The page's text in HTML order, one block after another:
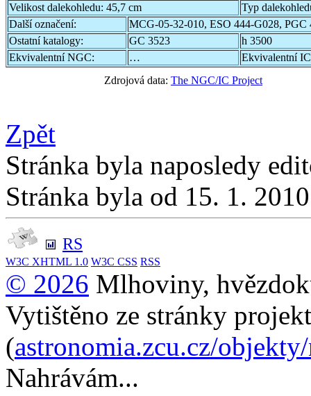
Velikost dalekohledu: 45,7 cm
Typ
Další označení:
MCG-05-32-010, ESO 444-G028, PGC
Ostatní katalogy:
GC 3523
h 3500
Ekvivalentní NGC:
…
Ekvivalentní
Zdrojová data: The NGC/IC Project
Zpět
Stránka byla naposledy
Stránka byla od 15. 1.
RS
W3C XHTML 1.0 W3C CSS RSS
© 2026 Mlhoviny,
Vytištěno ze stránky
(astronomia.zcu.cz/
Nahrávám...